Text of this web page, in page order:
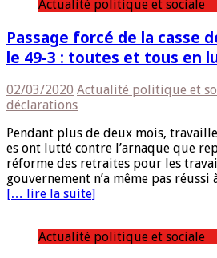
Actualité politique et sociale
Passage forcé de la casse
le 49-3 : toutes et tous en
02/03/2020 Actualité politique et
déclarations
Pendant plus de deux mois,
es ont lutté contre l’arnaque que
réforme des retraites pour les
gouvernement n’a même pas
[… lire la suite]
Actualité politique et sociale